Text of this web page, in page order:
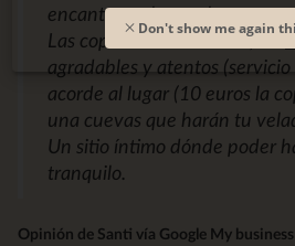
encanto, un lugar al que
Las copas son de calidad, los
agradables y atentos
acorde al lugar (10 euros la
una cuevas que harán tu
Un sitio íntimo dónde poder
tranquilo.
Opinión de Santi vía Google My
Don't show me again